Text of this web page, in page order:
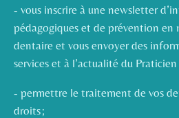
- vous inscrire à une newsletter
pédagogiques et de prévention en
dentaire et vous envoyer des
services et à l’actualité du Praticien
- permettre le traitement de vos
droits ;